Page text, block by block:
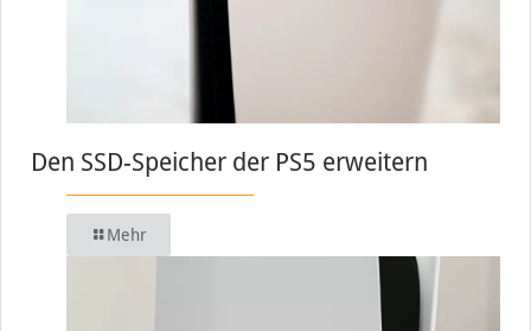
Den SSD-Speicher der PS5 erweitern
Mehr